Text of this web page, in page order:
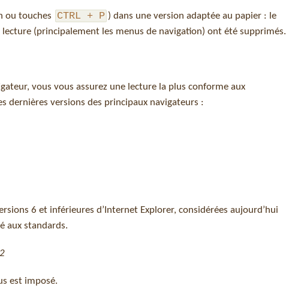
ou touches CTRL + P ) dans une version adaptée au papier : le
(principalement les menus de navigation) ont été supprimés.
vous vous assurez une lecture la plus conforme aux
dernières versions des principaux navigateurs :
6 et inférieures d’Internet Explorer, considérées aujourd’hui
aux standards.
2
est imposé.